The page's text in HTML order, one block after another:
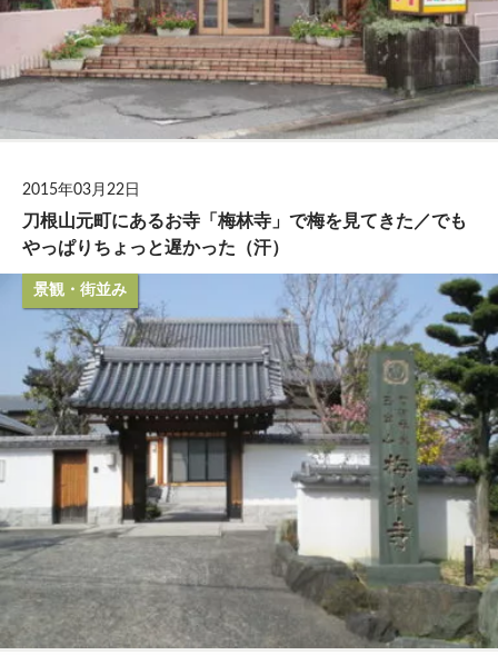
2015年03月22日
刀根山元町にあるお寺「梅林寺」で梅を見てきた／でも
やっぱりちょっと遅かった（汗）
景観・街並み